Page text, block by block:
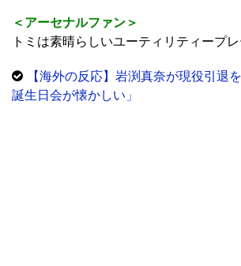
＜アーセナルファン＞
トミは素晴らしいユーティリティープ
【海外の反応】岩渕真奈が現役引退
誕生日会が懐かしい」